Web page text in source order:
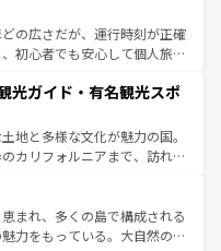
しい。 なお、新着の
を参照してほしい。
。また、優雅なアフタヌーン
らない英国パブ、サッカー観
る体験も豊富。イギリスを旅
の広さだが、運行時刻が正確
初心者でも安心して個人旅行
スイスならではのユニークな
だけでなく町歩きも満喫する
高いため物価も高いが、旅行
ビスもあり、うまく活用すれ
光ガイド・有名観光スポ
地と多様な文化が魅力の国。
カリフォルニアまで、訪れる
ショッピング、エンターテイ
スポットだ。一方、アメリカ
ランドキャニオンやイエロー
まれ、多くの島で構成される
力をもっている。大自然の神